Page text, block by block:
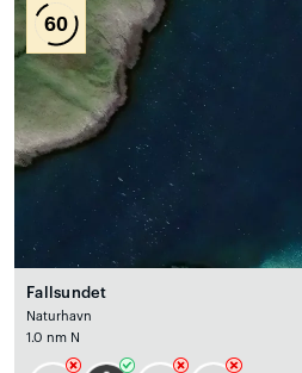
60
Fallsundet
Naturhavn
1.0 nm N